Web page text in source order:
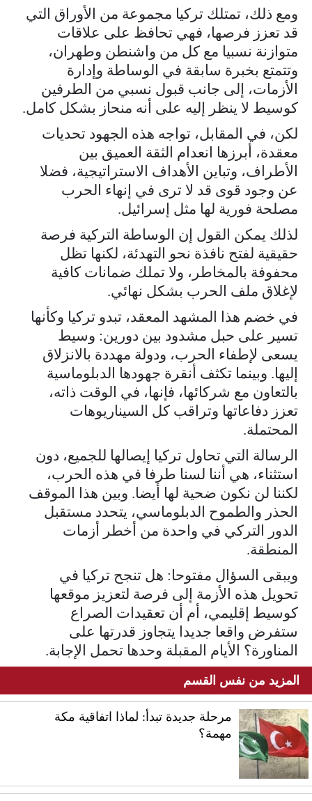
ومع ذلك، تمتلك تركيا مجموعة من الأوراق التي
قد تعزز فرصها، فهي تحافظ على علاقات
متوازنة نسبيا مع كل من واشنطن وطهران،
وتتمتع بخبرة سابقة في الوساطة وإدارة
الأزمات، إلى جانب قبول نسبي من الطرفين
كوسيط لا ينظر إليه على أنه منحاز بشكل كامل.
لكن، في المقابل، تواجه هذه الجهود تحديات
معقدة، أبرزها انعدام الثقة العميق بين
الأطراف، وتباين الأهداف الاستراتيجية، فضلا
عن وجود قوى قد لا ترى في إنهاء الحرب
مصلحة فورية لها مثل إسرائيل.
لذلك يمكن القول إن الوساطة التركية فرصة
حقيقية لفتح نافذة نحو التهدئة، لكنها تظل
محفوفة بالمخاطر، ولا تملك ضمانات كافية
لإغلاق ملف الحرب بشكل نهائي.
في خضم هذا المشهد المعقد، تبدو تركيا وكأنها
تسير على حبل مشدود بين دورين: وسيط
يسعى لإطفاء الحرب، ودولة مهددة بالانزلاق
إليها. وبينما تكثف أنقرة جهودها الدبلوماسية
بالتعاون مع شركائها، فإنها، في الوقت ذاته،
تعزز دفاعاتها وتراقب كل السيناريوهات
المحتملة.
الرسالة التي تحاول تركيا إيصالها للجميع، دون
استثناء، هي أننا لسنا طرفا في هذه الحرب،
لكننا لن نكون ضحية لها أيضا. وبين هذا الموقف
الحذر والطموح الدبلوماسي، يتحدد مستقبل
الدور التركي في واحدة من أخطر أزمات
المنطقة.
ويبقى السؤال مفتوحا: هل تنجح تركيا في
تحويل هذه الأزمة إلى فرصة لتعزيز موقعها
كوسيط إقليمي، أم أن تعقيدات الصراع
ستفرض واقعا جديدا يتجاوز قدرتها على
المناورة؟ الأيام المقبلة وحدها تحمل الإجابة.
المزيد من نفس القسم
مرحلة جديدة تبدأ: لماذا اتفاقية مكة
مهمة؟